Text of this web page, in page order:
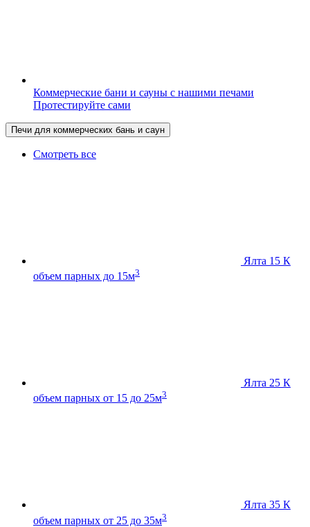
Коммерческие бани и сауны с нашими печами
Протестируйте сами
Печи для коммерческих бань и саун
Смотреть все
Ялта 15 К
объем парных до 15м3
Ялта 25 К
объем парных от 15 до 25м3
Ялта 35 К
объем парных от 25 до 35м3